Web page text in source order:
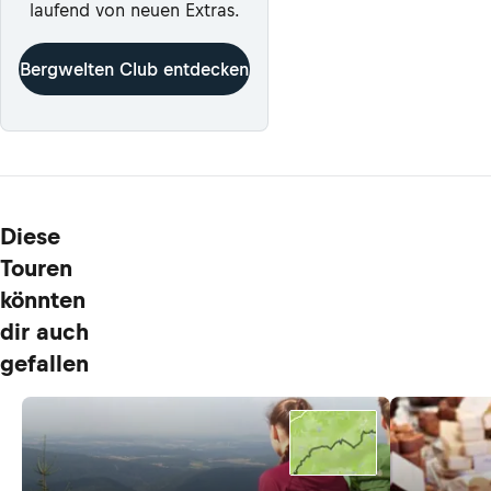
laufend von neuen Extras.
Bergwelten Club entdecken
Diese
Touren
könnten
dir auch
gefallen